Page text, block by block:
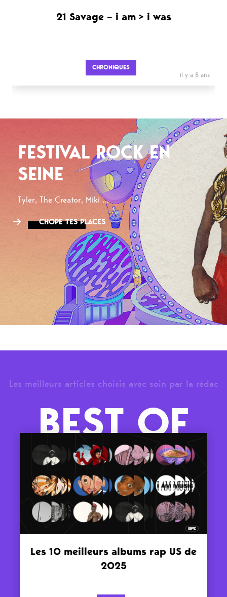
21 Savage – i am > i was
CHRONIQUES
il y a 8 ans
FESTIVAL ROCK EN
SEINE
Tyler, The Creator, Miki ...
CHOPE TES PLACES
Les meilleurs articles choisis avec soin par la rédac
BEST OF
Les 10 meilleurs albums rap US de
2025